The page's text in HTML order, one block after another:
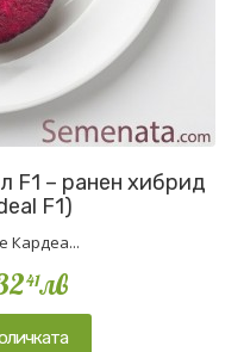
F1 – ранен хибрид
F1)
Кардеа...
41лв